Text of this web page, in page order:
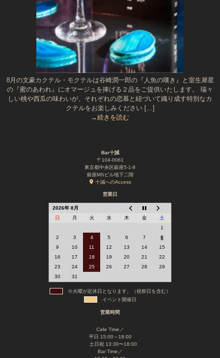
8月の文豪カクテル・モクテルは谷崎潤一郎の『人魚の嘆き』と室生犀星
の『蜜のあわれ』にオマージュを捧げる２品をご提供いたします。 瑞々
しい桃や西瓜の味わいが、それぞれの恋慕と紐づいて織り成す特別なカ
クテルをお楽しみください […]
→続きを読む
Bar十誡
〒104-0061
東京都中央区銀座5-1-8
銀座MSビル地下二階
十誡へのAccess
営業日
2026年 8月
日
月 火 水 木 金
土
1
2
3 4 5 6 7
8
9
10 11 12 13 14
15
16
17 18 19 20 21
22
23
24 25 26 27 28
29
30
31
※火曜が定休日となります。（祝祭日を含む）
イベント開催日
営業時間
Cafe Time／
平日 15:00～18:00
土日祝 13:30〜18:00
Bar Time／